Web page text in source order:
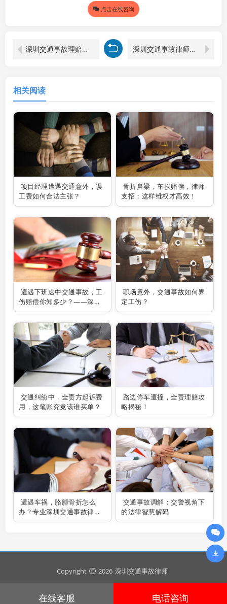
点击在线咨询
深圳交通事故理赔律师解读：车被撞，对方报保险就万事大吉？ 深圳交通事故律师解读：车祸保险不足额赔付与刑事责任的关联
相关阅读
项目经理遭遇交通意外，误
工费如何合法主张？
骨折鼻梁，车损赔偿，律师
支招：这样维权才高效！
遭遇下班途中交通事故，工
伤赔偿你知多少？——深圳
交通事故律师为你解疑答
惑！
职场意外，交通事故如何界
定工伤？
交通纠纷中，全责方起诉费
用，这笔账究竟该谁买单？
路边停车遭撞，全责理赔攻
略揭秘！
遭遇车祸，胳膊骨折怎么
办？专业深圳交通事故律师
助你维权
交通事故调解：交警视角下
的法律智慧解码
Copyright 2026 深圳交通事故律师
粤ICP备2024295643号 安全运行896天
在线客服 电话咨询